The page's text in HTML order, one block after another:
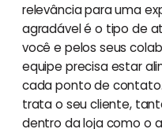
relevância para uma
agradável é o tipo de
você e pelos seus
equipe precisa estar
cada ponto de
trata o seu cliente,
dentro da loja como o